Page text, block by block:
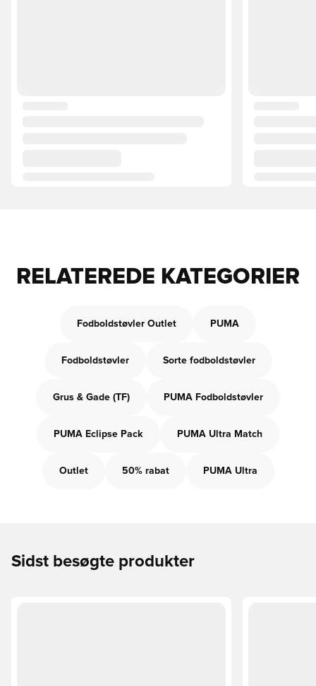
RELATEREDE KATEGORIER
Fodboldstøvler Outlet PUMA
Fodboldstøvler Sorte fodboldstøvler
Grus & Gade (TF) PUMA Fodboldstøvler
PUMA Eclipse Pack PUMA Ultra Match
Outlet 50% rabat PUMA Ultra
Sidst besøgte produkter